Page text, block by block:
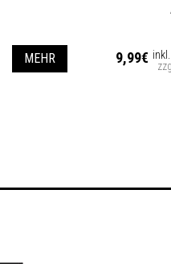
MEHR 9,99€